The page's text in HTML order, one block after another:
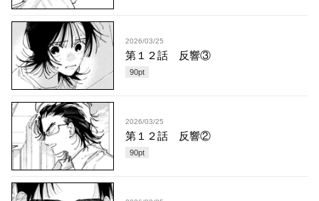
2026/03/25
第１２話 反響③
90pt
2026/03/25
第１２話 反響②
90pt